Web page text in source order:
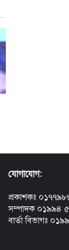
যোগাযোগ:
প্রকাশকঃ
সম্পাদক ০১৯৯৪
বার্তা বিভাগঃ